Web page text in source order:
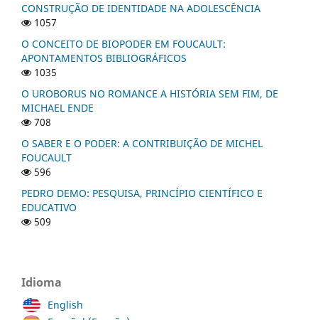
CONSTRUÇÃO DE IDENTIDADE NA ADOLESCÊNCIA
1057
O CONCEITO DE BIOPODER EM FOUCAULT:
APONTAMENTOS BIBLIOGRÁFICOS
1035
O UROBORUS NO ROMANCE A HISTÓRIA SEM FIM, DE
MICHAEL ENDE
708
O SABER E O PODER: A CONTRIBUIÇÃO DE MICHEL
FOUCAULT
596
PEDRO DEMO: PESQUISA, PRINCÍPIO CIENTÍFICO E
EDUCATIVO
509
Idioma
English